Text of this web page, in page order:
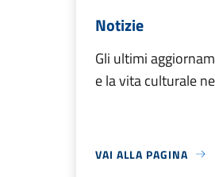
Notizie
Gli ultimi
e la vita culturale
VAI ALLA PAGINA